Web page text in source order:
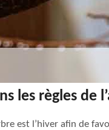
les règles de
est l’hiver afin de